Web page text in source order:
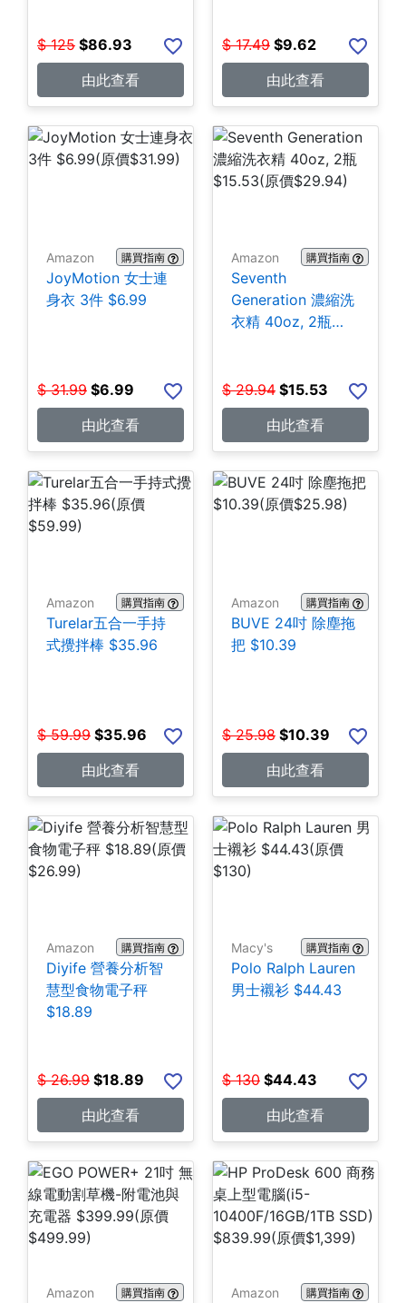
$ 125 $86.93
由此查看
$ 17.49 $9.62
由此查看
Amazon 購買指南
JoyMotion 女士連
身衣 3件 $6.99
$ 31.99 $6.99
由此查看
Amazon 購買指南
Seventh
Generation 濃縮洗
衣精 40oz, 2瓶
$ 29.94 $15.53
由此查看
Amazon 購買指南
Turelar五合一手持
式攪拌棒 $35.96
$ 59.99 $35.96
由此查看
Amazon 購買指南
BUVE 24吋 除塵拖
把 $10.39
$ 25.98 $10.39
由此查看
Amazon 購買指南
Diyife 營養分析智
慧型食物電子秤
$18.89
$ 26.99 $18.89
由此查看
Macy's 購買指南
Polo Ralph Lauren
男士襯衫 $44.43
$ 130 $44.43
由此查看
Amazon 購買指南 Amazon 購買指南